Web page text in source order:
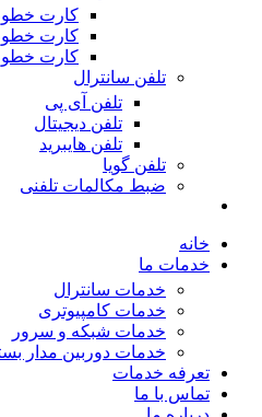
کارت
کارت
کارت
تلفن سانترال
تلفن آی پی
تلفن دیجیتال
تلفن هایبرید
تلفن گویا
ضبط مکالمات تلفنی
خانه
خدمات ما
خدمات سانترال
خدمات کامپیوتری
خدمات شبکه و سرور
خدمات دوربین مدار
تعرفه خدمات
تماس با ما